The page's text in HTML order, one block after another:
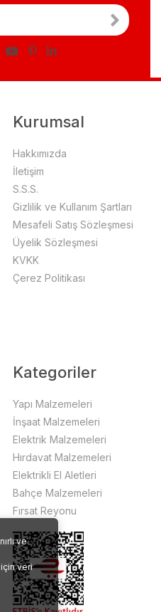
ve
için veri
Kurumsal
Hakkımızda
İletişim
S.S.S.
Gizlilik ve Kullanım Şartları
Mesafeli Satış Sözleşmesi
Üyelik Sözleşmesi
KVKK
Çerez Politikası
Kategoriler
Yapı Malzemeleri
İnşaat Malzemeleri
Elektrik Malzemeleri
Hırdavat Malzemeleri
Elektrikli El Aletleri
Bahçe Malzemeleri
Fırsat Reyonu